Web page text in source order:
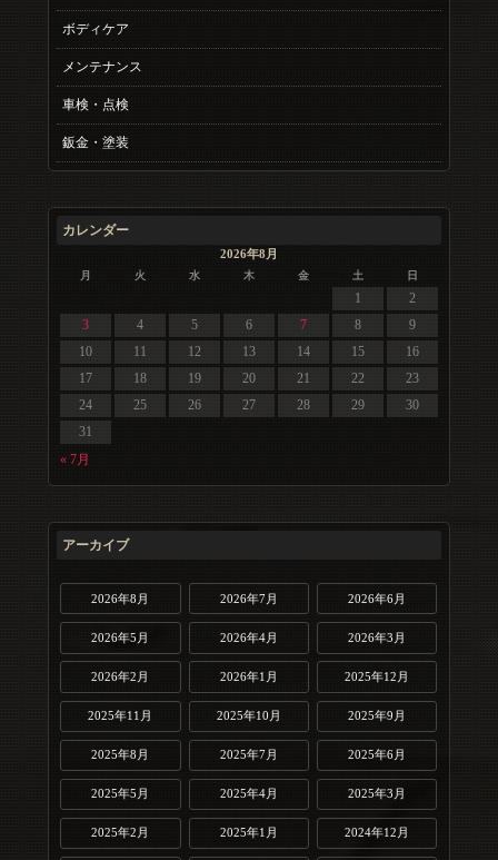
ボディケア
メンテナンス
車検・点検
鈑金・塗装
カレンダー
2026年8月
月 火 水 木 金 土 日
« 7月
1
2
3
4 5 6 7 8
9
10
11 12 13 14 15
16
17
18 19 20 21 22
23
24
25 26 27 28 29
30
31
アーカイブ
2026年8月 2026年7月 2026年6月
2026年5月 2026年4月 2026年3月
2026年2月 2026年1月 2025年12月
2025年11月 2025年10月 2025年9月
2025年8月 2025年7月 2025年6月
2025年5月 2025年4月 2025年3月
2025年2月 2025年1月 2024年12月